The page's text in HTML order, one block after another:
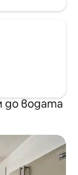
до водата